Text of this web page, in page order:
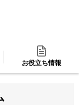
お役立ち情報